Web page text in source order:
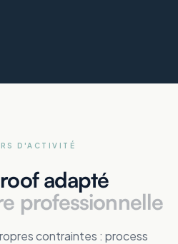
D'ACTIVITÉ
adapté
professionnelle
contraintes : process